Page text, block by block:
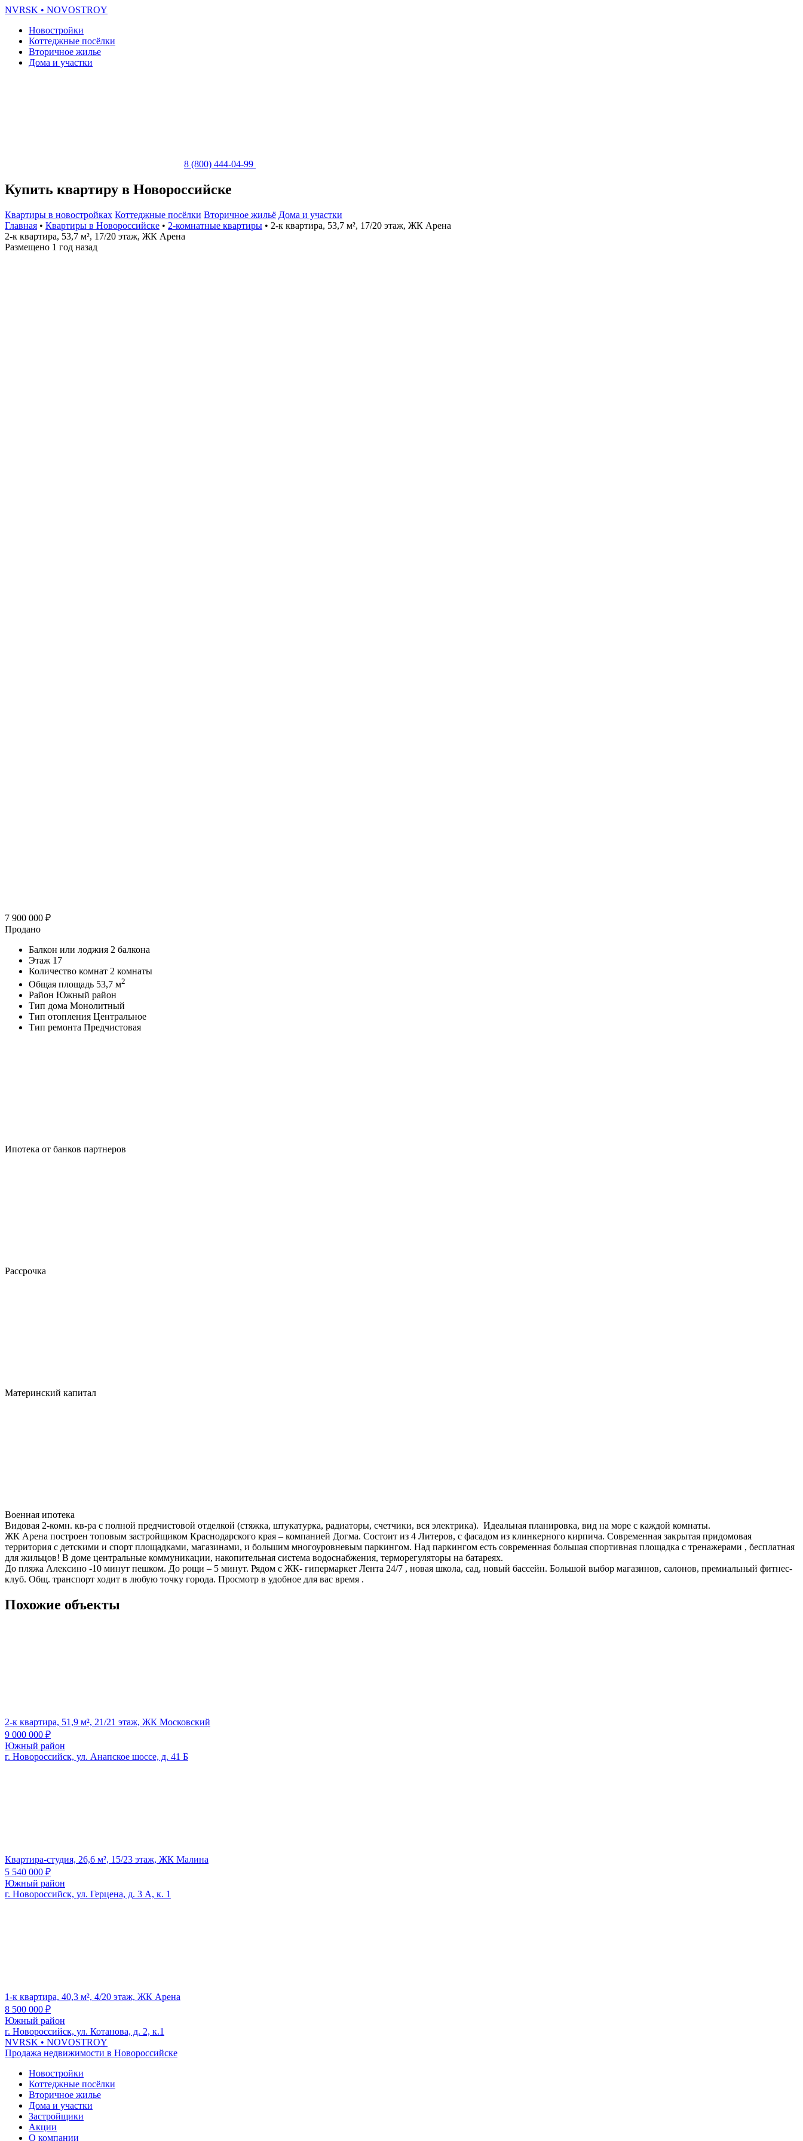
NVRSK • NOVOSTROY
Новостройки
Коттеджные посёлки
Вторичное жилье
Дома и участки
8 (800) 444-04-99
Купить квартиру в Новороссийске
Квартиры в новостройках Коттеджные посёлки Вторичное жильё Дома и участки
Главная • Квартиры в Новороссийске • 2-комнатные квартиры • 2-к квартира, 53,7 м², 17/20 этаж, ЖК Арена
2-к квартира, 53,7 м², 17/20 этаж, ЖК Арена
Размещено 1 год назад
7 900 000 ₽
Продано
Балкон или лоджия 2 балкона
Этаж 17
Количество комнат 2 комнаты
Общая площадь 53,7 м2
Район Южный район
Тип дома Монолитный
Тип отопления Центральное
Тип ремонта Предчистовая
Ипотека от банков партнеров
Рассрочка
Материнский капитал
Военная ипотека
Видовая 2-комн. кв-ра с полной предчистовой отделкой (стяжка, штукатурка, радиаторы, счетчики, вся электрика). Идеальная планировка, вид на море с каждой комнаты.
ЖК Арена построен топовым застройщиком Краснодарского края – компанией Догма. Состоит из 4 Литеров, с фасадом из клинкерного кирпича. Современная закрытая придомовая
территория с детскими и спорт площадками, магазинами, и большим многоуровневым паркингом. Над паркингом есть современная большая спортивная площадка с тренажерами , бесплатная
для жильцов! В доме центральные коммуникации, накопительная система водоснабжения, терморегуляторы на батареях.
До пляжа Алексино -10 минут пешком. До рощи – 5 минут. Рядом с ЖК- гипермаркет Лента 24/7 , новая школа, сад, новый бассейн. Большой выбор магазинов, салонов, премиальный фитнес-
клуб. Общ. транспорт ходит в любую точку города. Просмотр в удобное для вас время .
Похожие объекты
2-к квартира, 51,9 м², 21/21 этаж, ЖК Московский
9 000 000 ₽
Южный район
г. Новороссийск, ул. Анапское шоссе, д. 41 Б
Квартира-студия, 26,6 м², 15/23 этаж, ЖК Малина
5 540 000 ₽
Южный район
г. Новороссийск, ул. Герцена, д. 3 А, к. 1
1-к квартира, 40,3 м², 4/20 этаж, ЖК Арена
8 500 000 ₽
Южный район
г. Новороссийск, ул. Котанова, д. 2, к.1
NVRSK • NOVOSTROY
Продажа недвижимости в Новороссийске
Новостройки
Коттеджные посёлки
Вторичное жилье
Дома и участки
Застройщики
Акции
О компании